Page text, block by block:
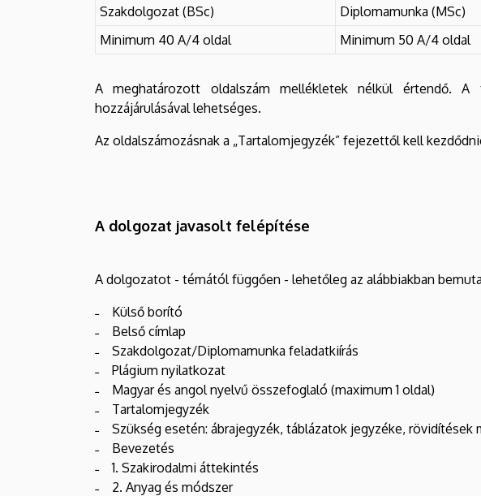
Szakdolgozat (BSc) Diplomamunka (MSc)
Minimum 40 A/4 oldal
Minimum 50 A/4 oldal
A meghatározott oldalszám mellékletek nélkül értendő.
hozzájárulásával lehetséges.
Az oldalszámozásnak a „Tartalomjegyzék” fejezettől kell
A dolgozat javasolt felépítése
A dolgozatot - témától függően - lehetőleg az alábbiakban
˗ Külső borító
˗ Belső címlap
˗ Szakdolgozat/Diplomamunka feladatkiírás
˗ Plágium nyilatkozat
˗ Magyar és angol nyelvű összefoglaló (maximum 1 oldal)
˗ Tartalomjegyzék
˗ Szükség esetén: ábrajegyzék, táblázatok jegyzéke, rövidítések
˗ Bevezetés
˗ 1. Szakirodalmi áttekintés
˗ 2. Anyag és módszer